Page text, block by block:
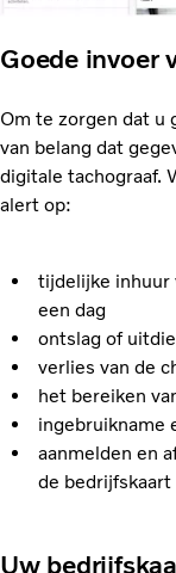
Goede invoer
Om te zorgen dat u
van belang dat
digitale tachograaf.
alert op:
tijdelijke inhuur
een dag
ontslag of
verlies van de
het bereiken
ingebruikname
aanmelden en
de bedrijfskaart
Uw